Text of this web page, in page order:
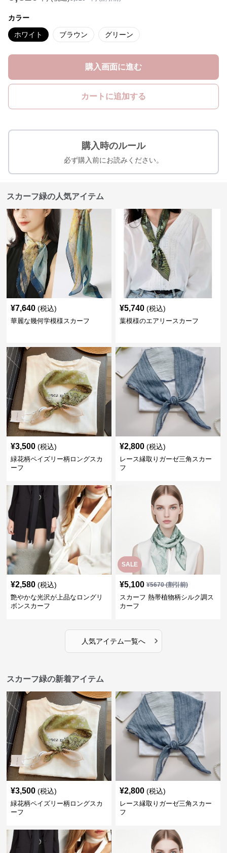
カラー
ホワイト ブラウン グリーン
購入画面に進む
カートに追加する
購入時のルール
必ず購入前にお読みください。
スカーフ緑の人気アイテム
¥7,640 (税込)
華麗な幾何学模様スカーフ
¥5,740 (税込)
葉模様のエアリースカーフ
¥3,500 (税込)
緑花柄ペイズリー柄ロングスカ
ーフ
¥2,800 (税込)
レース縁取りガーゼ三角スカー
フ
¥2,580 (税込)
艶やかな光沢が上品なロングリ
ボンスカーフ
SALE
¥5,100 ¥5670(割引前)
スカーフ 熱帯植物柄シルク調ス
カーフ
人気アイテム一覧へ ›
スカーフ緑の新着アイテム
¥3,500 (税込)
緑花柄ペイズリー柄ロングスカ
ーフ
¥2,800 (税込)
レース縁取りガーゼ三角スカー
フ